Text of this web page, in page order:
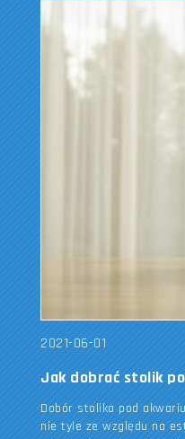
2021-06-01
Jak dobrać stolik
Dobór stolika pod
nie tyle ze względu na